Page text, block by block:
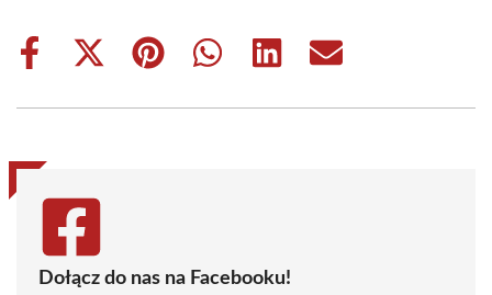
Share
Share
(Twitter)
Share
Share
Share
Share
Dołącz do nas na Facebooku!